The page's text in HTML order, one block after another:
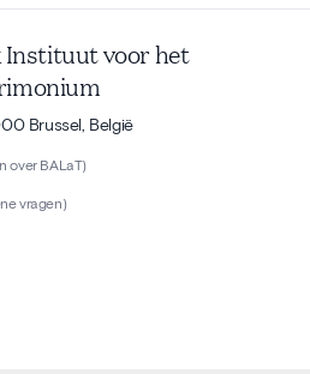
voor het
Brussel, België
over BALaT)
vragen)